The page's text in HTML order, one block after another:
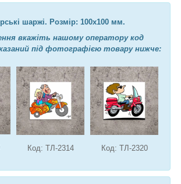
шаржі. Розмір: 100х100 мм.
вкажіть нашому оператору код
під фотографією товару нижче:
Код: ТЛ-2314 Код: ТЛ-2320